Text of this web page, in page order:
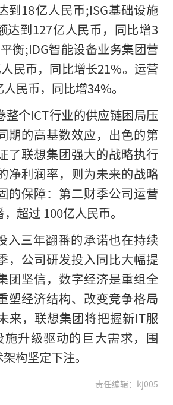
到18亿人民币;ISG基础设施
达到127亿人民币，同比增3
衡;IDG智能设备业务集团营
民币，同比增长21%。运营
民币，同比增34%。
整个ICT行业的供应链困局压
期的高基数效应，出色的第
了联想集团强大的战略执行
净利润率，则为未来的战略
的保障：第二财季公司运营
超过 100亿人民币。
入三年翻番的承诺也在持续
，公司研发投入同比大幅提
团坚信，数字经济是重组全
塑经济结构、改变竞争格局
来，联想集团将把握新IT服
施升级驱动的巨大需求，围
构坚定下注。
责任编辑：kj005